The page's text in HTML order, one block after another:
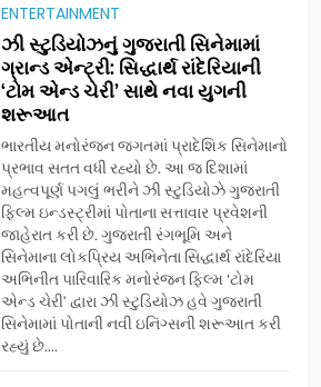
ENTERTAINMENT
ઝી સ્ટુડિયોઝનું ગુજરાતી સિનેમામાં
ગ્રાન્ડ એન્ટ્રી: સિદ્ધાર્થ રાંદેરિયાની
‘ટોમ એન્ડ ચેરી’ સાથે નવા યુગની
શરૂઆત
ભારતીય મનોરંજન જગતમાં પ્રાદેશિક સિનેમાનો
પ્રભાવ સતત વધી રહ્યો છે. આ જ દિશામાં
મહત્વપૂર્ણ પગલું ભરીને ઝી સ્ટુડિયોઝે ગુજરાતી
ફિલ્મ ઇન્ડસ્ટ્રીમાં પોતાના સત્તાવાર પ્રવેશની
જાહેરાત કરી છે. ગુજરાતી રંગભૂમિ અને
સિનેમાના લોકપ્રિય અભિનેતા સિદ્ધાર્થ રાંદેરિયા
અભિનીત પારિવારિક મનોરંજન ફિલ્મ ‘ટોમ
એન્ડ ચેરી’ દ્વારા ઝી સ્ટુડિયોઝ હવે ગુજરાતી
સિનેમામાં પોતાની નવી ઇનિંગ્સની શરૂઆત કરી
રહ્યું છે....
ડો. મિતાલી નાગ (આર્ક ઇવેન્ટ્સ)
દ્વારા કિશોર કુમારની જન્મજયંતિ
નિમિત્તે સંગીતમય શ્રદ્ધાંજલિ
AHMEDABAD
177 દેશો અને 52 લાખ દર્શકો:
ગુજરાતી OTT પ્લેટફોર્મ ‘જોજો’
(JOJO) નો વિશ્વભરમાં દબદબો
BUSINESS
અમદાવાદમાં યોજાયેલા ‘ઓકલ્ટ